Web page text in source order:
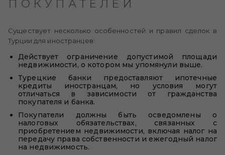
ПОКУПАТЕЛЕЙ
Существует несколько особенностей и правил сделок в
Турции для иностранцев:
Действует ограничение допустимой площади
недвижимости, о котором мы упомянули выше.
Турецкие банки предоставляют ипотечные
кредиты иностранцам, но условия могут
отличаться в зависимости от гражданства
покупателя и банка.
Покупатели должны быть осведомлены о
налоговых обязательствах, связанных с
приобретением недвижимости, включая налог на
передачу права собственности и ежегодный налог
на недвижимость.